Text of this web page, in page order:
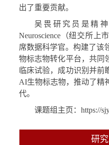
出了重要贡献。
吴畏研究员是精
Neuroscience（纽交所上
席数据科学官。构建了该
物标志物转化平台，共同
临床试验，成功识别并前
AI生物标志物，推动了精
代。
课题组主页： https://
研